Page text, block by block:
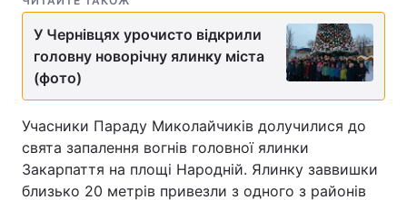
У Чернівцях урочисто відкрили
головну новорічну ялинку міста
(фото)
Учасники Параду Миколайчиків долучилися до
свята запалення вогнів головної ялинки
Закарпаття на площі Народній. Ялинку заввишки
близько 20 метрів привезли з одного з районів